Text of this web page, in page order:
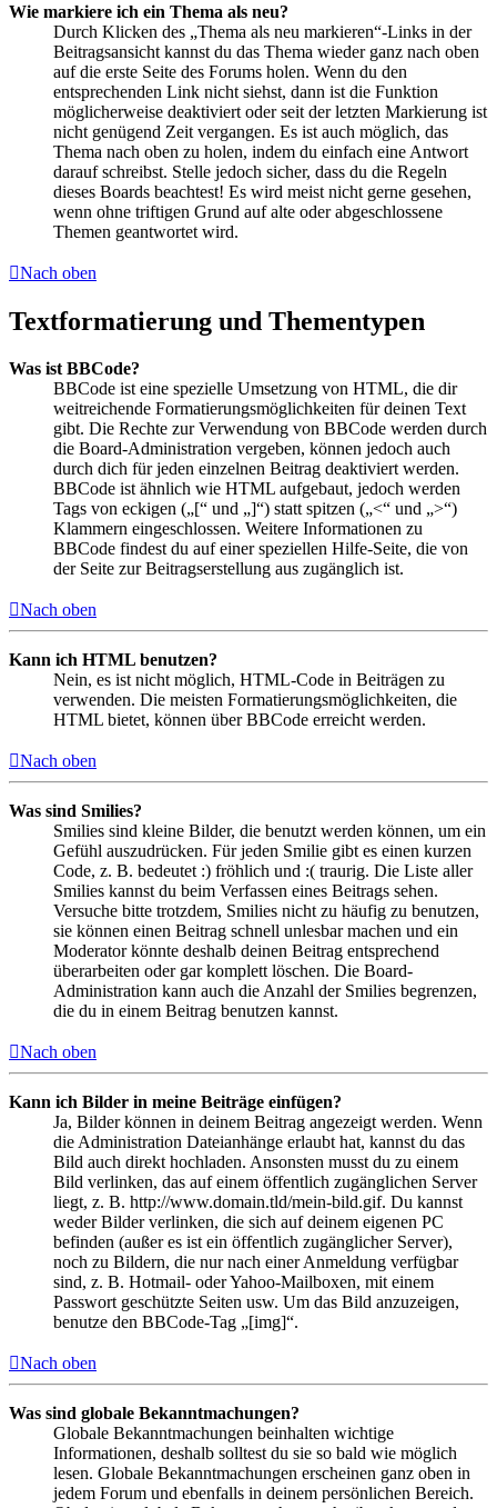
Wie markiere ich ein Thema als neu?
Durch Klicken des „Thema als neu markieren“-Links in der
Beitragsansicht kannst du das Thema wieder ganz nach oben
auf die erste Seite des Forums holen. Wenn du den
entsprechenden Link nicht siehst, dann ist die Funktion
möglicherweise deaktiviert oder seit der letzten Markierung ist
nicht genügend Zeit vergangen. Es ist auch möglich, das
Thema nach oben zu holen, indem du einfach eine Antwort
darauf schreibst. Stelle jedoch sicher, dass du die Regeln
dieses Boards beachtest! Es wird meist nicht gerne gesehen,
wenn ohne triftigen Grund auf alte oder abgeschlossene
Themen geantwortet wird.
Nach oben
Textformatierung und Thementypen
Was ist BBCode?
BBCode ist eine spezielle Umsetzung von HTML, die dir
weitreichende Formatierungsmöglichkeiten für deinen Text
gibt. Die Rechte zur Verwendung von BBCode werden durch
die Board-Administration vergeben, können jedoch auch
durch dich für jeden einzelnen Beitrag deaktiviert werden.
BBCode ist ähnlich wie HTML aufgebaut, jedoch werden
Tags von eckigen („[“ und „]“) statt spitzen („<“ und „>“)
Klammern eingeschlossen. Weitere Informationen zu
BBCode findest du auf einer speziellen Hilfe-Seite, die von
der Seite zur Beitragserstellung aus zugänglich ist.
Nach oben
Kann ich HTML benutzen?
Nein, es ist nicht möglich, HTML-Code in Beiträgen zu
verwenden. Die meisten Formatierungsmöglichkeiten, die
HTML bietet, können über BBCode erreicht werden.
Nach oben
Was sind Smilies?
Smilies sind kleine Bilder, die benutzt werden können, um ein
Gefühl auszudrücken. Für jeden Smilie gibt es einen kurzen
Code, z. B. bedeutet :) fröhlich und :( traurig. Die Liste aller
Smilies kannst du beim Verfassen eines Beitrags sehen.
Versuche bitte trotzdem, Smilies nicht zu häufig zu benutzen,
sie können einen Beitrag schnell unlesbar machen und ein
Moderator könnte deshalb deinen Beitrag entsprechend
überarbeiten oder gar komplett löschen. Die Board-
Administration kann auch die Anzahl der Smilies begrenzen,
die du in einem Beitrag benutzen kannst.
Nach oben
Kann ich Bilder in meine Beiträge einfügen?
Ja, Bilder können in deinem Beitrag angezeigt werden. Wenn
die Administration Dateianhänge erlaubt hat, kannst du das
Bild auch direkt hochladen. Ansonsten musst du zu einem
Bild verlinken, das auf einem öffentlich zugänglichen Server
liegt, z. B. http://www.domain.tld/mein-bild.gif. Du kannst
weder Bilder verlinken, die sich auf deinem eigenen PC
befinden (außer es ist ein öffentlich zugänglicher Server),
noch zu Bildern, die nur nach einer Anmeldung verfügbar
sind, z. B. Hotmail- oder Yahoo-Mailboxen, mit einem
Passwort geschützte Seiten usw. Um das Bild anzuzeigen,
benutze den BBCode-Tag „[img]“.
Nach oben
Was sind globale Bekanntmachungen?
Globale Bekanntmachungen beinhalten wichtige
Informationen, deshalb solltest du sie so bald wie möglich
lesen. Globale Bekanntmachungen erscheinen ganz oben in
jedem Forum und ebenfalls in deinem persönlichen Bereich.